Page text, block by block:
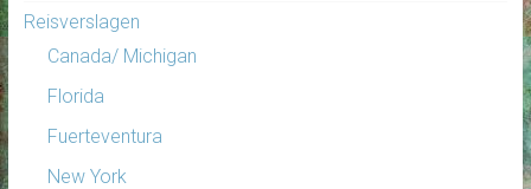
Reisverslagen
Canada/ Michigan
Florida
Fuerteventura
New York